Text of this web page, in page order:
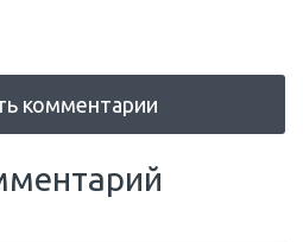
комментарии